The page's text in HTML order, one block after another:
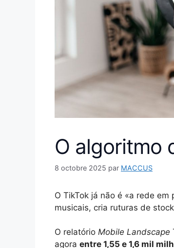
O algoritmo
8 octobre 2025 par MACCUS
O TikTok já não é «a rede
musicais, cria ruturas de
O relatório Mobile Landscape
agora entre 1,55 e 1,6 mil